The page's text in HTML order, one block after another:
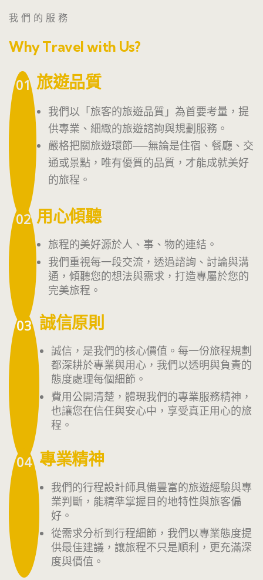
我們的服務
Why Travel with Us?
01 旅遊品質
我們以「旅客的旅遊品質」為首要考量，提
供專業、細緻的旅遊諮詢與規劃服務。
嚴格把關旅遊環節──無論是住宿、餐廳、交
通或景點，唯有優質的品質，才能成就美好
的旅程。
02 用心傾聽
旅程的美好源於人、事、物的連結。
我們重視每一段交流，透過諮詢、討論與溝
通，傾聽您的想法與需求，打造專屬於您的
完美旅程。
03 誠信原則
誠信，是我們的核心價值。每一份旅程規劃
都深耕於專業與用心，我們以透明與負責的
態度處理每個細節。
費用公開清楚，體現我們的專業服務精神，
也讓您在信任與安心中，享受真正用心的旅
程。
04 專業精神
我們的行程設計師具備豐富的旅遊經驗與專
業判斷，能精準掌握目的地特性與旅客偏
好。
從需求分析到行程細節，我們以專業態度提
供最佳建議，讓旅程不只是順利，更充滿深
度與價值。